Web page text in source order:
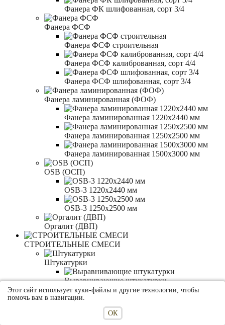
Фанера ФК шлифованная, сорт 3/4
Фанера ФСФ
Фанера ФСФ строительная
Фанера ФСФ калиброванная, сорт 4/4
Фанера ФСФ шлифованная, сорт 3/4
Фанера ламинированная (ФОФ)
Фанера ламинированная 1220x2440 мм
Фанера ламинированная 1250x2500 мм
Фанера ламинированная 1500x3000 мм
OSB (ОСП)
OSB-3 1220x2440 мм
OSB-3 1250x2500 мм
Оргалит (ДВП)
СТРОИТЕЛЬНЫЕ СМЕСИ
Штукатурки
Выравнивающие штукатурки
Декоративные штукатурки
Этот сайт использует куки-файлы и другие технологии, чтобы
помочь вам в навигации.
ОК